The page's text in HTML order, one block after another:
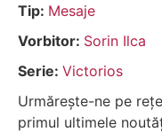
Tip: Mesaje
Vorbitor: Sorin Ilca
Serie: Victorios
Urmărește-ne pe
primul ultimele